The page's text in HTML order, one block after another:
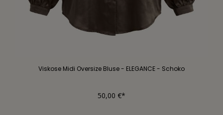
Viskose Midi Oversize Bluse - ELEGANCE - Schoko
50,00 €*